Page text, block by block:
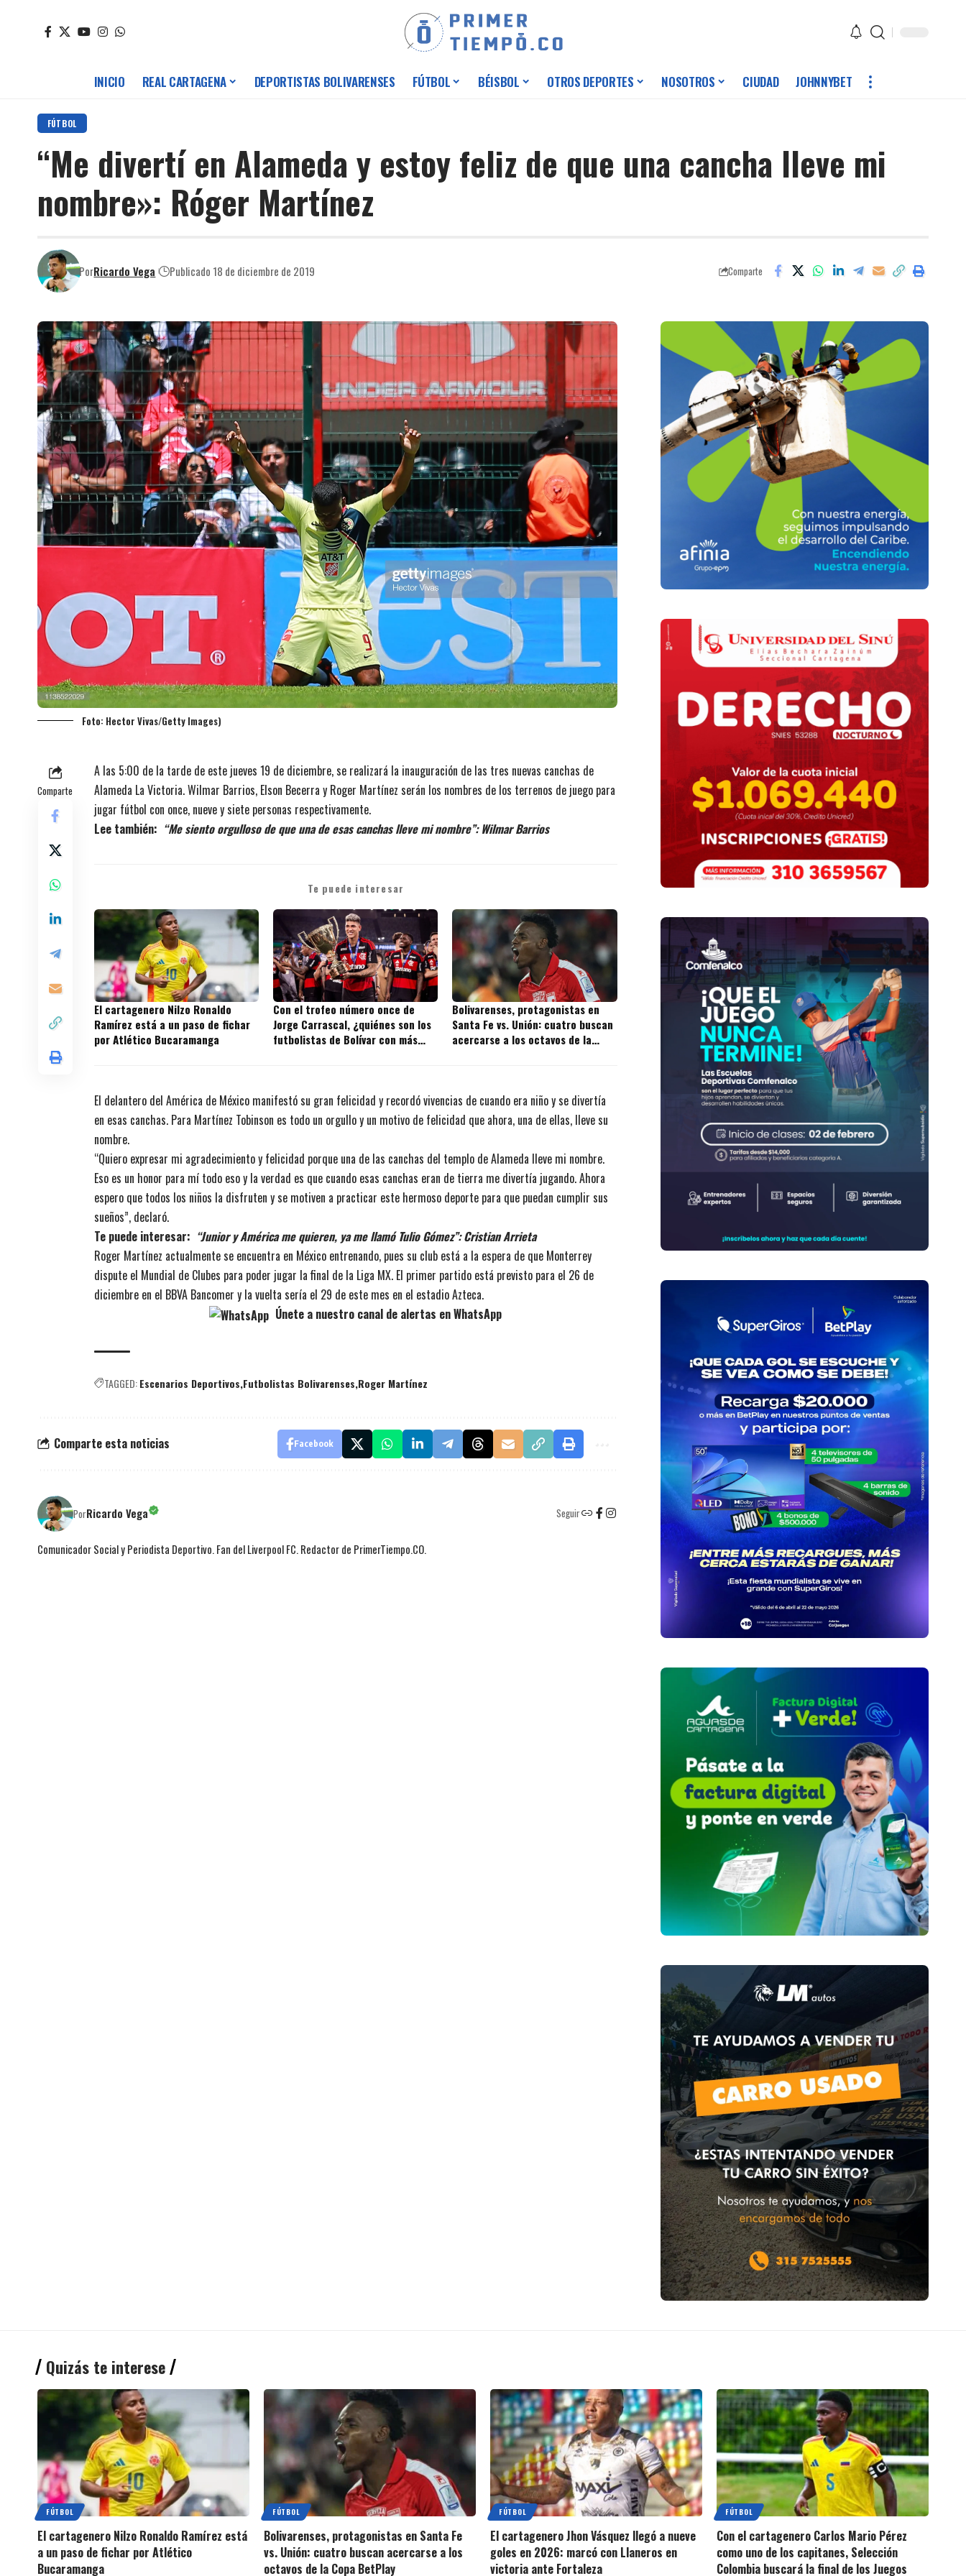
INICIO REAL CARTAGENA DEPORTISTAS BOLIVARENSES FÚTBOL BÉISBOL OTROS DEPORTES NOSOTROS CIUDAD JOHNNYBET
FÚTBOL
“Me divertí en Alameda y estoy feliz de que una cancha lleve mi
nombre»: Róger Martínez
PorRicardo Vega Publicado 18 de diciembre de 2019 Comparte
Foto: Hector Vivas/Getty Images)
Comparte
A las 5:00 de la tarde de este jueves 19 de diciembre, se realizará la inauguración de las tres nuevas canchas de
Alameda La Victoria. Wilmar Barrios, Elson Becerra y Roger Martínez serán los nombres de los terrenos de juego para
jugar fútbol con once, nueve y siete personas respectivamente.
Lee también: “Me siento orgulloso de que una de esas canchas lleve mi nombre”: Wilmar Barrios
Te puede interesar
El cartagenero Nilzo Ronaldo
Ramírez está a un paso de fichar
por Atlético Bucaramanga
Con el trofeo número once de
Jorge Carrascal, ¿quiénes son los
futbolistas de Bolívar con más
Bolivarenses, protagonistas en
Santa Fe vs. Unión: cuatro buscan
acercarse a los octavos de la
El delantero del América de México manifestó su gran felicidad y recordó vivencias de cuando era niño y se divertía
en esas canchas. Para Martínez Tobinson es todo un orgullo y un motivo de felicidad que ahora, una de ellas, lleve su
nombre.
“Quiero expresar mi agradecimiento y felicidad porque una de las canchas del templo de Alameda lleve mi nombre.
Eso es un honor para mí todo eso y la verdad es que cuando esas canchas eran de tierra me divertía jugando. Ahora
espero que todos los niños la disfruten y se motiven a practicar este hermoso deporte para que puedan cumplir sus
sueños”, declaró.
Te puede interesar: “Junior y América me quieren, ya me llamó Tulio Gómez”: Cristian Arrieta
Roger Martínez actualmente se encuentra en México entrenando, pues su club está a la espera de que Monterrey
dispute el Mundial de Clubes para poder jugar la final de la Liga MX. El primer partido está previsto para el 26 de
diciembre en el BBVA Bancomer y la vuelta sería el 29 de este mes en el estadio Azteca.
Únete a nuestro canal de alertas en WhatsApp
TAGGED:Escenarios Deportivos Futbolistas Bolivarenses Roger Martínez
Comparte esta noticias Facebook
PorRicardo Vega Seguir
Comunicador Social y Periodista Deportivo. Fan del Liverpool FC. Redactor de PrimerTiempo.CO.
Quizás te interese
FÚTBOL
El cartagenero Nilzo Ronaldo Ramírez está
a un paso de fichar por Atlético
Bucaramanga
FÚTBOL
Bolivarenses, protagonistas en Santa Fe
vs. Unión: cuatro buscan acercarse a los
octavos de la Copa BetPlay
FÚTBOL
El cartagenero Jhon Vásquez llegó a nueve
goles en 2026: marcó con Llaneros en
victoria ante Fortaleza
FÚTBOL
Con el cartagenero Carlos Mario Pérez
como uno de los capitanes, Selección
Colombia buscará la final de los Juegos